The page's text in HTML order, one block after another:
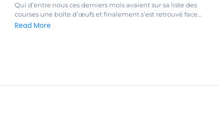
Qui d’entre nous ces derniers mois avaient sur sa liste des
courses une boîte d’œufs et finalement s’est retrouvé face...
Read More